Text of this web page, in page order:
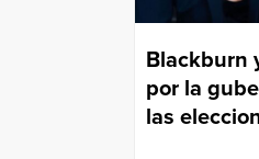
Blackburn
por la
las